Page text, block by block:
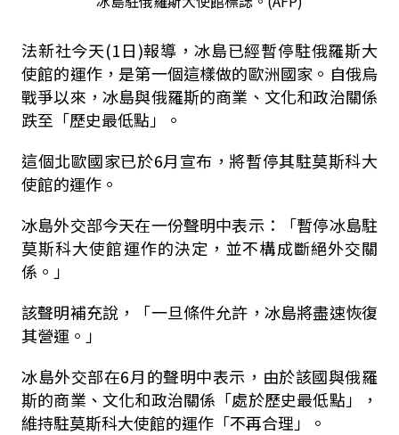
法新社今天(1日)報導，冰島已經暫停駐俄羅斯大
使館的運作，是第一個這樣做的歐洲國家。自俄烏
戰爭以來，冰島與俄羅斯的商業、文化和政治關係
跌至「歷史最低點」。
這個北歐國家已於6月宣布，將暫停其駐莫斯科大
使館的運作。
冰島外交部今天在一份聲明中表示：「暫停冰島駐
莫斯科大使館運作的決定，並不構成斷絕外交關
係。」
該聲明補充說，「一旦條件允許，冰島將盡速恢復
其營運。」
冰島外交部在6月的聲明中表示，由於該國與俄羅
斯的商業、文化和政治關係「處於歷史最低點」，
維持駐莫斯科大使館的運作「不再合理」。